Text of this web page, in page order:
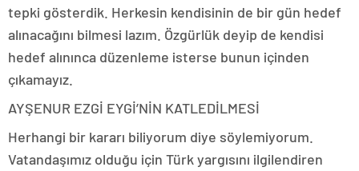
tepki gösterdik. Herkesin kendisinin de bir gün hedef
alınacağını bilmesi lazım. Özgürlük deyip de kendisi
hedef alınınca düzenleme isterse bunun içinden
çıkamayız.
AYŞENUR EZGİ EYGİ’NİN KATLEDİLMESİ
Herhangi bir kararı biliyorum diye söylemiyorum.
Vatandaşımız olduğu için Türk yargısını ilgilendiren